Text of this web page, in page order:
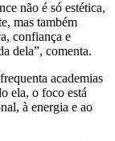
não é só estética,
mas também
confiança e
dela”, comenta.
academias
ela, o foco está
à energia e ao